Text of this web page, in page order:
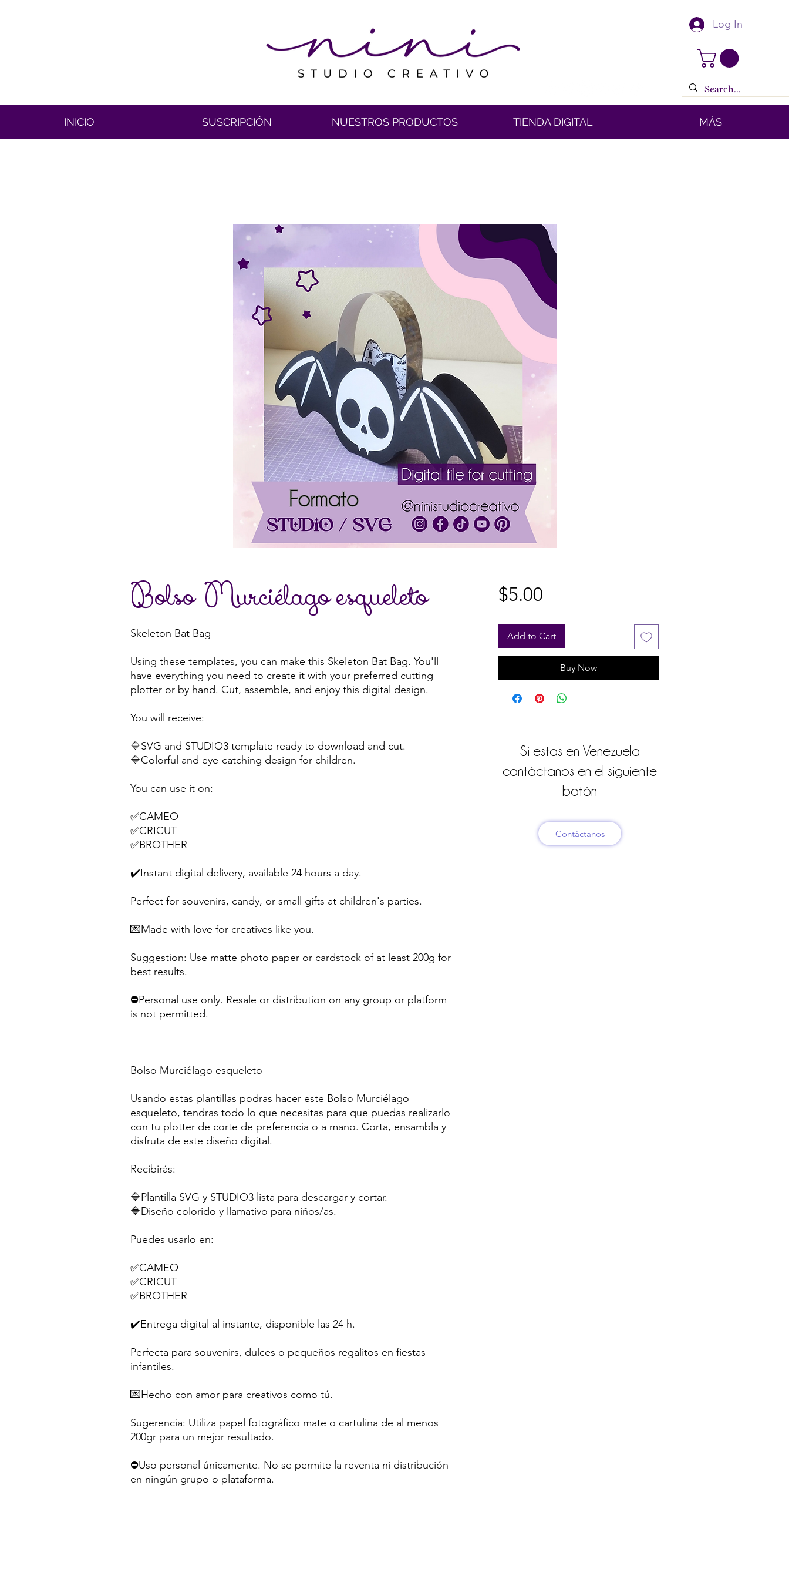
Log In
INICIO SUSCRIPCIÓN NUESTROS PRODUCTOS TIENDA DIGITAL MÁS
Bolso Murciélago esqueleto
Skeleton Bat Bag
Using these templates, you can make this Skeleton Bat Bag. You'll
have everything you need to create it with your preferred cutting
plotter or by hand. Cut, assemble, and enjoy this digital design.
You will receive:
🔷SVG and STUDIO3 template ready to download and cut.
🔷Colorful and eye-catching design for children.
You can use it on:
✅CAMEO
✅CRICUT
✅BROTHER
✔️Instant digital delivery, available 24 hours a day.
Perfect for souvenirs, candy, or small gifts at children's parties.
💌Made with love for creatives like you.
Suggestion: Use matte photo paper or cardstock of at least 200g for
best results.
⛔Personal use only. Resale or distribution on any group or platform
is not permitted.
----------------------------------------------------------------------------------------
Bolso Murciélago esqueleto
Usando estas plantillas podras hacer este Bolso Murciélago
esqueleto, tendras todo lo que necesitas para que puedas realizarlo
con tu plotter de corte de preferencia o a mano. Corta, ensambla y
disfruta de este diseño digital.
Recibirás:
🔷Plantilla SVG y STUDIO3 lista para descargar y cortar.
🔷Diseño colorido y llamativo para niños/as.
Puedes usarlo en:
✅CAMEO
✅CRICUT
✅BROTHER
✔️Entrega digital al instante, disponible las 24 h.
Perfecta para souvenirs, dulces o pequeños regalitos en fiestas
infantiles.
💌Hecho con amor para creativos como tú.
Sugerencia: Utiliza papel fotográfico mate o cartulina de al menos
200gr para un mejor resultado.
⛔Uso personal únicamente. No se permite la reventa ni distribución
en ningún grupo o plataforma.
$5.00Price
Add to Cart
Buy Now
Si estas en Venezuela
contáctanos en el siguiente
botón
Contáctanos